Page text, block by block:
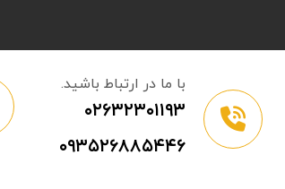
با ما در ارتباط باشید.
۰۲۶۳۲۳۰۱۱۹۳
۰۹۳۵۲۶۸۸۵۴۴۶